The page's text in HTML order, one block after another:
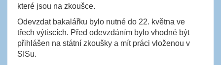
které jsou na zkoušce.
Odevzdat bakalářku bylo nutné do 22. května ve
třech výtiscích. Před odevzdáním bylo vhodné být
přihlášen na státní zkoušky a mít práci vloženou v
SISu.